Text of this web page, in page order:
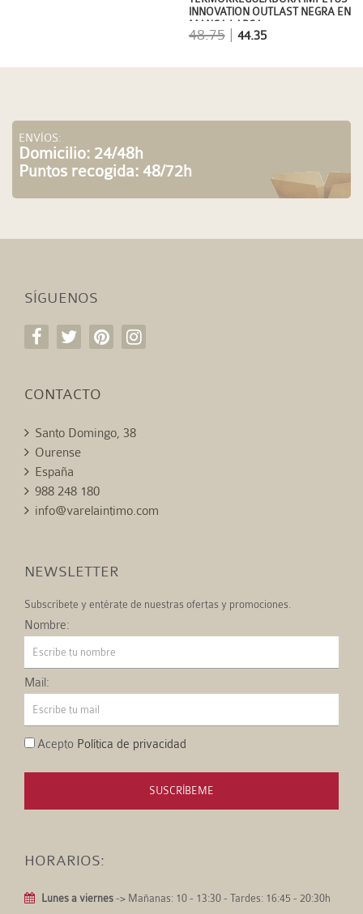
INNOVATION OUTLAST NEGRA EN
MANGA LARGA
48.75| 44.35
ENVÍOS:
Domicilio: 24/48h
Puntos recogida: 48/72h
SÍGUENOS
CONTACTO
Santo Domingo, 38
Ourense
España
988 248 180
info@varelaintimo.com
NEWSLETTER
Subscríbete y entérate de nuestras ofertas y promociones.
Nombre:
Mail:
Acepto Política de privacidad
SUSCRÍBEME
HORARIOS:
Lunes a viernes -> Mañanas: 10 - 13:30 - Tardes: 16:45 - 20:30h